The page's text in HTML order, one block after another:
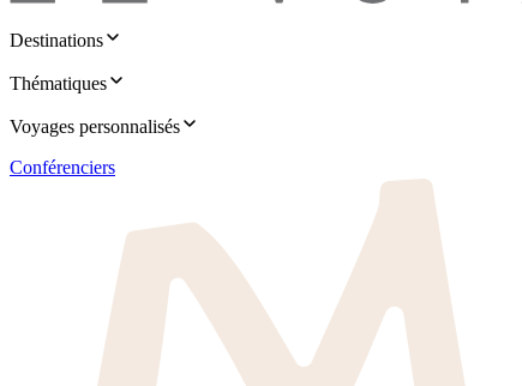
Destinations
Thématiques
Voyages personnalisés
Conférenciers